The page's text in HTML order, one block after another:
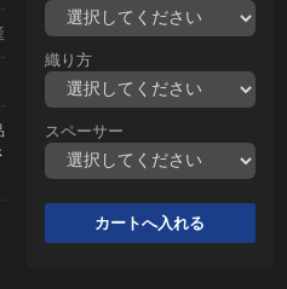
織り方
スペーサー